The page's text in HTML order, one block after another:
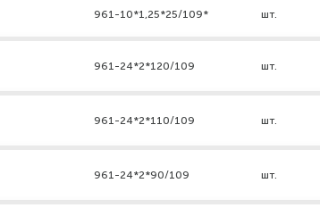
961-10*1,25*25/109* шт.
961-24*2*120/109 шт.
961-24*2*110/109 шт.
961-24*2*90/109 шт.